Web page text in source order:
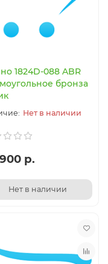
1824D-088 ABR
бронза
Нет в наличии
р.
Нет в наличии